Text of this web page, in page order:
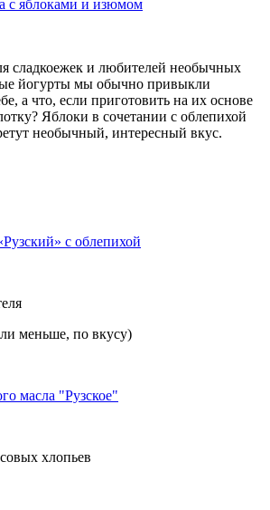
с яблоками и изюмом
сладкоежек и любителей необычных
йогурты мы обычно привыкли
а что, если приготовить на их основе
Яблоки в сочетании с облепихой
необычный, интересный вкус.
с облепихой
меньше, по вкусу)
масла "Рузское"
хлопьев